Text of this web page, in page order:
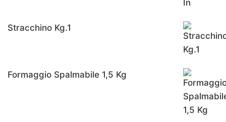
Stracchino Kg.1
Formaggio Spalmabile 1,5 Kg